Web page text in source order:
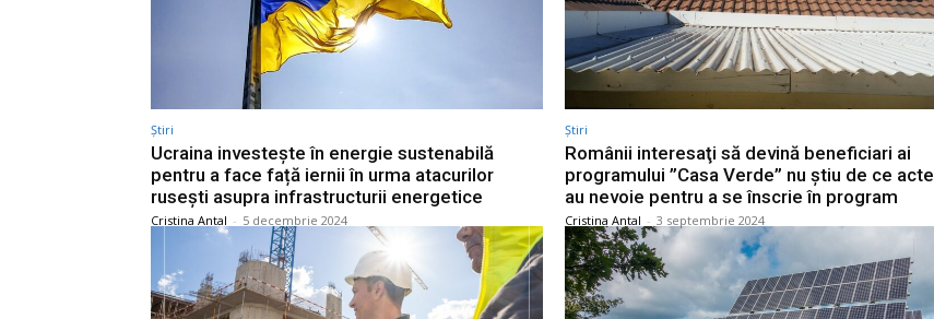
Știri
Ucraina investește în energie sustenabilă
pentru a face față iernii în urma atacurilor
rusești asupra infrastructurii energetice
Cristina Antal - 5 decembrie 2024
Știri
Românii interesaţi să devină beneficiari ai
programului ”Casa Verde” nu ştiu de ce acte
au nevoie pentru a se înscrie în program
Cristina Antal - 3 septembrie 2024